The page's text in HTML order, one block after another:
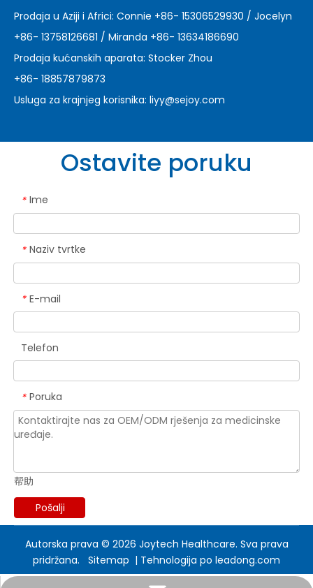
Prodaja u Aziji i Africi: Connie +86- 15306529930 / Jocelyn
+86- 13758126681 / Miranda +86- 13634186690
Prodaja kućanskih aparata: Stocker Zhou
+86- 18857879873
Usluga za krajnjeg korisnika: liyy@sejoy.com
Ostavite poruku
* Ime
* Naziv tvrtke
* E-mail
Telefon
* Poruka
帮助
Pošalji
Autorska prava © 2026 Joytech Healthcare. Sva prava
pridržana. Sitemap | Tehnologija po leadong.com